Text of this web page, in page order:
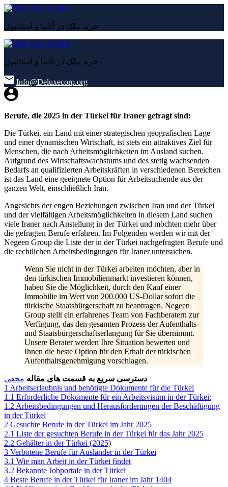
خرید ملک در آلانیا و استانبول
خرید ملک در آلانیا و استانبول
Info@Deluxecorp.org
Berufe, die 2025 in der Türkei für Iraner gefragt sind:
Die Türkei, ein Land mit einer strategischen geografischen Lage
und einer dynamischen Wirtschaft, ist stets ein attraktives Ziel für
Menschen, die nach Arbeitsmöglichkeiten im Ausland suchen.
Aufgrund des Wirtschaftswachstums und des stetig wachsenden
Bedarfs an qualifizierten Arbeitskräften in verschiedenen Bereichen
ist das Land eine geeignete Option für Arbeitsuchende aus der
ganzen Welt, einschließlich Iran.
Angesichts der engen Beziehungen zwischen Iran und der Türkei
und der vielfältigen Arbeitsmöglichkeiten in diesem Land suchen
viele Iraner nach Anstellung in der Türkei und möchten mehr über
die gefragten Berufe erfahren. Im Folgenden werden wir mit der
Negeen Group die Liste der in der Türkei nachgefragten Berufe und
die rechtlichen Arbeitsbedingungen für Iraner untersuchen.
Wenn Sie nicht in der Türkei arbeiten möchten, aber in
den türkischen Immobilienmarkt investieren können,
haben Sie die Möglichkeit, durch den Kauf einer
Immobilie im Wert von 200.000 US-Dollar sofort die
türkische Staatsbürgerschaft zu beantragen. Negeen
Group stellt ein erfahrenes Team von Fachberatern zur
Verfügung, das den gesamten Prozess der Aufenthalts-
und Staatsbürgerschaftserlangung für Sie übernimmt.
Unsere Berater werden Ihre Situation bewerten und
Ihnen die beste Option für den Erhalt der türkischen
Aufenthaltsgenehmigung vorschlagen.
دسترسی سریع به قسمت های مقاله مخفی
1 Arbeitserlaubnis und benötigte Dokumente für die Türkei
1.1 Erforderliche Dokumente für ein Arbeitsvisum in der Türkei:
1.2 Arbeitsbedingungen und Herausforderungen der Beschäftigung
in der Türkei
2 Gesuchte Berufe in der Türkei im Jahr 2025
2.1 Liste der gesuchten Berufe in der Türkei für das Jahr 2025
2.2 Gehälter in der Türkei (2025)
3 Verbotene Berufe für Ausländer in der Türkei
3.1 Wie man Arbeit in der Türkei findet
3.2 Bekannte Jobportale in der Türkei
4 Beste Berufe in der Türkei für Iraner im Jahr 1404